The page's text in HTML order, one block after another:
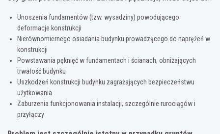
Unoszenia fundamentów (tzw. wysadziny) powodującego
deformacje konstrukcji
Nierównomiernego osiadania budynku prowadzącego do naprężeń w
konstrukcji
Powstawania pęknięć w fundamentach i ścianach, obniżających
trwałość budynku
Uszkodzeń konstrukcji budynku zagrażających bezpieczeństwu
użytkowania
Zaburzenia funkcjonowania instalacji, szczególnie rurociągów i
przyłączy